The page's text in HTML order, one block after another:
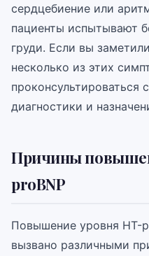
сердцебиение или
пациенты испытывают
груди. Если вы
несколько из этих
проконсультироваться
диагностики и
Причины
proBNP
Повышение уровня НТ-
вызвано различными